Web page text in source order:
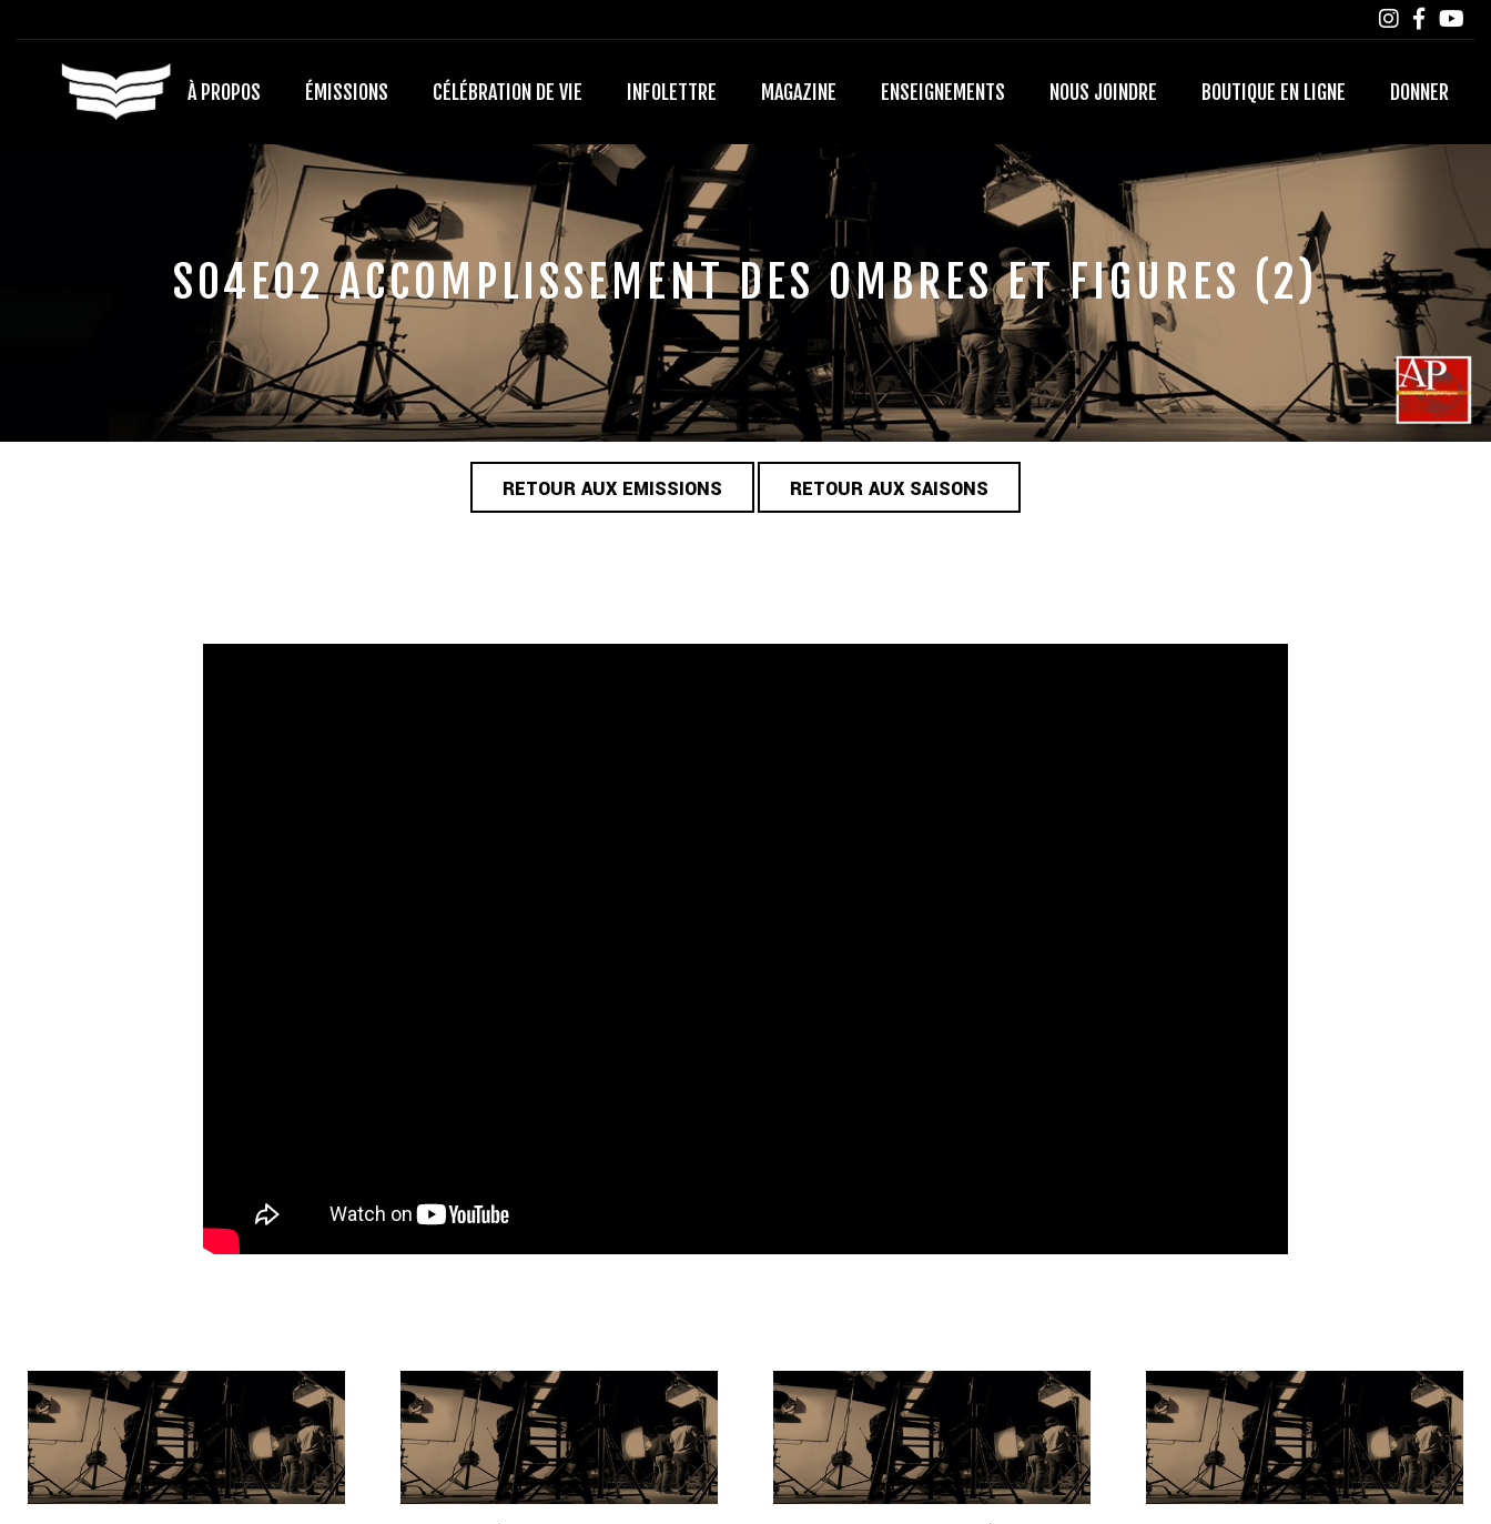
À PROPOS ÉMISSIONS CÉLÉBRATION DE VIE INFOLETTRE MAGAZINE ENSEIGNEMENTS NOUS JOINDRE BOUTIQUE EN LIGNE DONNER
S04E02 ACCOMPLISSEMENT DES OMBRES ET FIGURES (2)
RETOUR AUX EMISSIONS RETOUR AUX SAISONS